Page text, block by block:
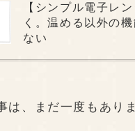
【シンプル電子レ
く。温める以外の
ない
は、まだ一度もあり